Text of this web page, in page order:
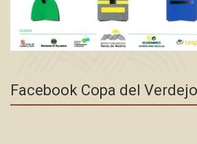
Facebook Copa del Verdejo